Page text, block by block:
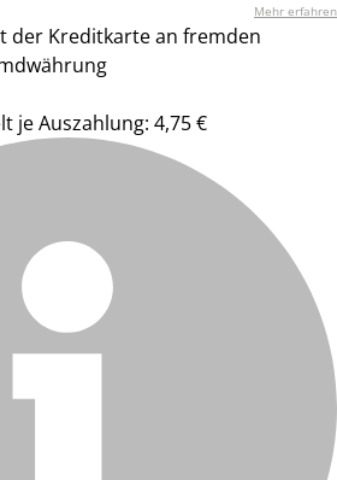
Mehr erfahren
der Kreditkarte an fremden
je Auszahlung: 4,75 €